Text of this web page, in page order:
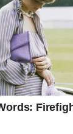
mogli bi
će biti
ličiti ni na jedan
večernji
je moguć